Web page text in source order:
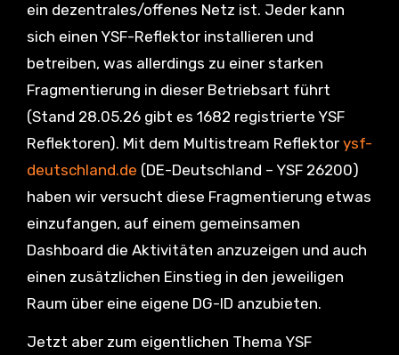
ein dezentrales/offenes Netz ist. Jeder kann
sich einen YSF-Reflektor installieren und
betreiben, was allerdings zu einer starken
Fragmentierung in dieser Betriebsart führt
(Stand 28.05.26 gibt es 1682 registrierte YSF
Reflektoren). Mit dem Multistream Reflektor ysf-
deutschland.de (DE-Deutschland – YSF 26200)
haben wir versucht diese Fragmentierung etwas
einzufangen, auf einem gemeinsamen
Dashboard die Aktivitäten anzuzeigen und auch
einen zusätzlichen Einstieg in den jeweiligen
Raum über eine eigene DG-ID anzubieten.
Jetzt aber zum eigentlichen Thema YSF